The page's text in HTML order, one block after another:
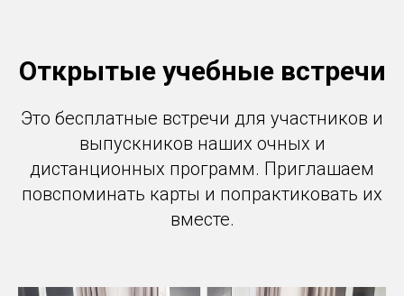
Открытые учебные встречи
Это бесплатные встречи для участников и
выпускников наших очных и
дистанционных программ. Приглашаем
повспоминать карты и попрактиковать их
вместе.